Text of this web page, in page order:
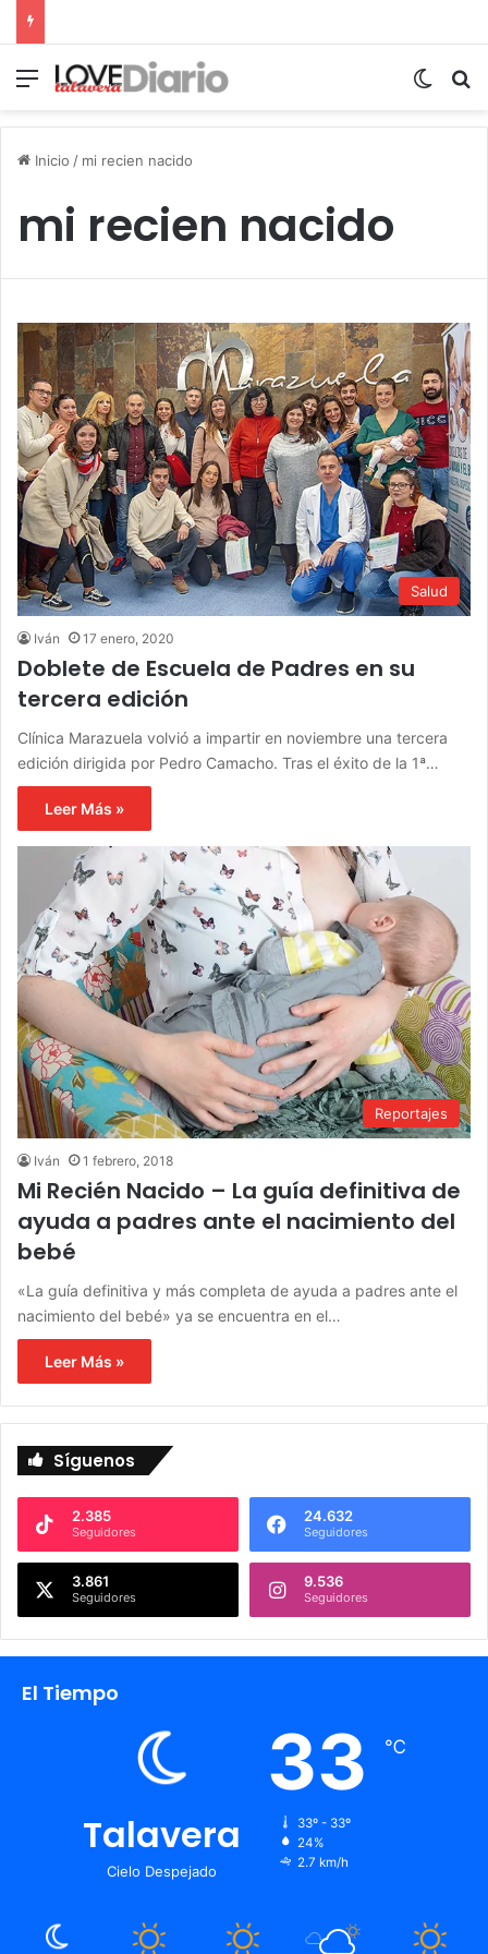
Menú
Inicio / mi recien nacido
mi recien nacido
Salud
Iván 17 enero, 2020
Doblete de Escuela de Padres en su
tercera edición
Clínica Marazuela volvió a impartir en noviembre una tercera
edición dirigida por Pedro Camacho. Tras el éxito de la 1ª…
Leer Más »
Reportajes
Iván 1 febrero, 2018
Mi Recién Nacido – La guía definitiva de
ayuda a padres ante el nacimiento del
bebé
«La guía definitiva y más completa de ayuda a padres ante el
nacimiento del bebé» ya se encuentra en el…
Leer Más »
Síguenos
2.385
Seguidores
24.632
Seguidores
3.861
Seguidores
9.536
Seguidores
El Tiempo
Talavera
Cielo Despejado
33 ℃
33º - 33º
24%
2.7 km/h